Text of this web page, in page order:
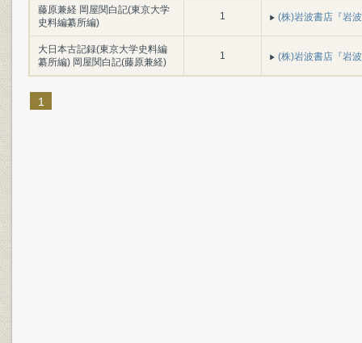
藤原兼経 岡屋関白記(東京大学
史料編纂所編)
1 (株)岩波書店『岩
大日本古記録(東京大学史料編
纂所編) 岡屋関白記(藤原兼経)
1 (株)岩波書店『岩
1